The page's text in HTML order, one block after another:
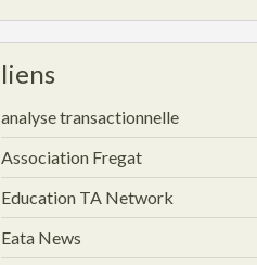
liens
analyse transactionnelle
Association Fregat
Education TA Network
Eata News